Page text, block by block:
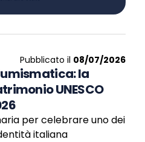
Pubblicato il 08/07/2026
la
UNESCO
per celebrare uno dei
italiana